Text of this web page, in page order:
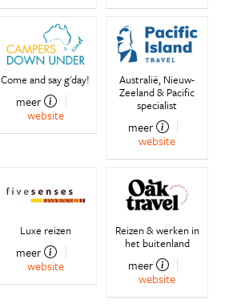
Come and say g'day!
meer
website
Australië, Nieuw-
Zeeland & Pacific
specialist
meer
website
Luxe reizen
meer
website
Reizen & werken in
het buitenland
meer
website